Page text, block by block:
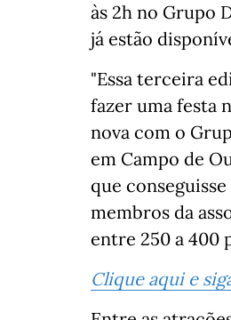
às 2h no Grupo
já estão
"Essa terceira
fazer uma festa
nova com o
em Campo de
que
membros da
entre 250 a 400
Clique aqui e